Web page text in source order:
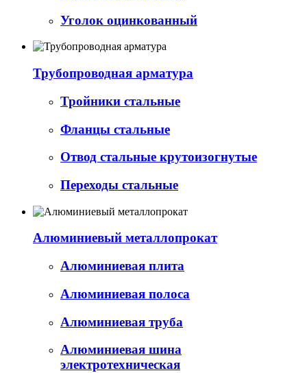
Уголок оцинкованный
Трубопроводная арматура
Тройники стальные
Фланцы стальные
Отвод стальные крутоизогнутые
Переходы стальные
Алюминиевый металлопрокат
Алюминиевая плита
Алюминиевая полоса
Алюминиевая труба
Алюминиевая шина
электротехническая